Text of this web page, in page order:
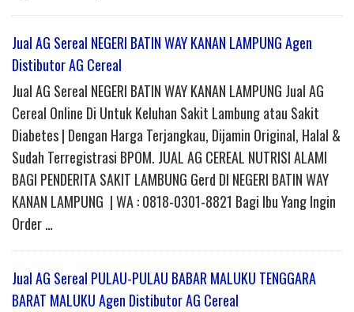
Jual AG Sereal NEGERI BATIN WAY KANAN LAMPUNG Agen
Distibutor AG Cereal
Jual AG Sereal NEGERI BATIN WAY KANAN LAMPUNG Jual AG
Cereal Online Di Untuk Keluhan Sakit Lambung atau Sakit
Diabetes | Dengan Harga Terjangkau, Dijamin Original, Halal &
Sudah Terregistrasi BPOM. JUAL AG CEREAL NUTRISI ALAMI
BAGI PENDERITA SAKIT LAMBUNG Gerd DI NEGERI BATIN WAY
KANAN LAMPUNG | WA : 0818-0301-8821 Bagi Ibu Yang Ingin
Order …
Jual AG Sereal PULAU-PULAU BABAR MALUKU TENGGARA
BARAT MALUKU Agen Distibutor AG Cereal